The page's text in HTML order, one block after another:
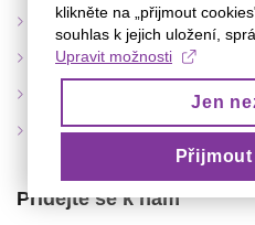
Publikační podmínky
Kontakty
Prohlášení o ochraně
Archiv
Přidejte se k nám
klikněte na „přijmout
souhlas k jejich uložení,
Upravit možnosti
Jen